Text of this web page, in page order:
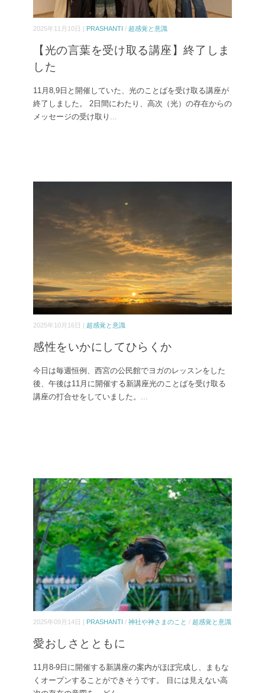
2025年11月10日 | PRASHANTI / 超感覚と意識
【光の言葉を受け取る講座】終了しま
した
11月8,9日と開催していた、光のことばを受け取る講座が
終了しました。 2日間にわたり、高次（光）の存在からの
メッセージの受け取り ...
2025年10月16日 | 超感覚と意識
感性をいかにしてひらくか
今日は毎週恒例、西宮の公民館でヨガのレッスンをした
後、午後は11月に開催する新講座光のことばを受け取る
講座の打合せをしていました。 ...
2025年09月14日 | PRASHANTI / 神社や神さまのこと / 超感覚と意識
愛おしさとともに
11月8-9日に開催する新講座の案内がほぼ完成し、まもな
くオープンすることができそうです。 目には見えない高